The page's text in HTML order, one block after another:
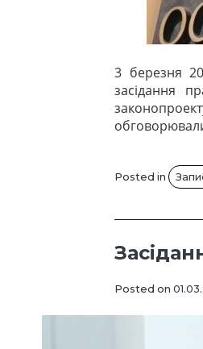
3 березня
засідання
Posted in
Posted on